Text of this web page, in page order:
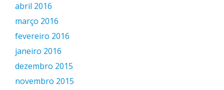
abril 2016
março 2016
fevereiro 2016
janeiro 2016
dezembro 2015
novembro 2015